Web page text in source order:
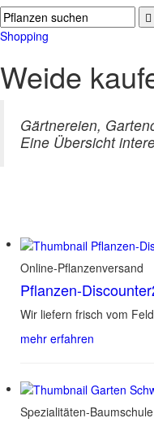
Shopping
Weide
Gärtnereien,
Eine Übersicht
Online-Pflanzenversand
Pflanzen-
Wir liefern frisch vom
mehr erfahren
Spezialitäten-Baumschule